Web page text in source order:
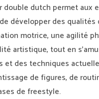
double dutch permet aux
développer des qualités
motrice, une agilité
artistique, tout en
et des techniques
de figures, de
de freestyle.